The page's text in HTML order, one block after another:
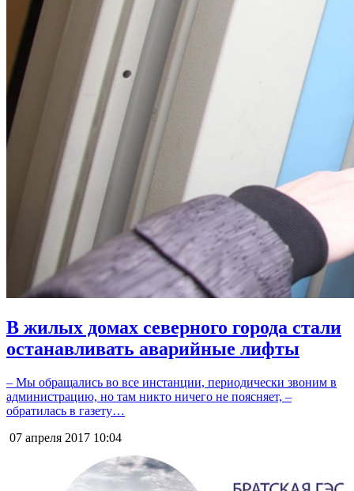
В жилых домах северного города стали
останавливать аварийные лифты
– Мы обращались во все инстанции, периодически звоним в
администрацию, но там никто ничего не поясняет, –
обратилась в газету…
07 апреля 2017 10:04